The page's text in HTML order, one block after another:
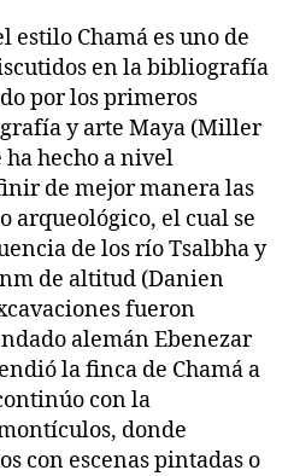
estilo Chamá es uno de
en la bibliografía
por los primeros
y arte Maya (Miller
ha hecho a nivel
de mejor manera las
arqueológico, el cual se
de los río Tsalbha y
de altitud (Danien
fueron
alemán Ebenezar
la finca de Chamá a
con la
donde
con escenas pintadas o